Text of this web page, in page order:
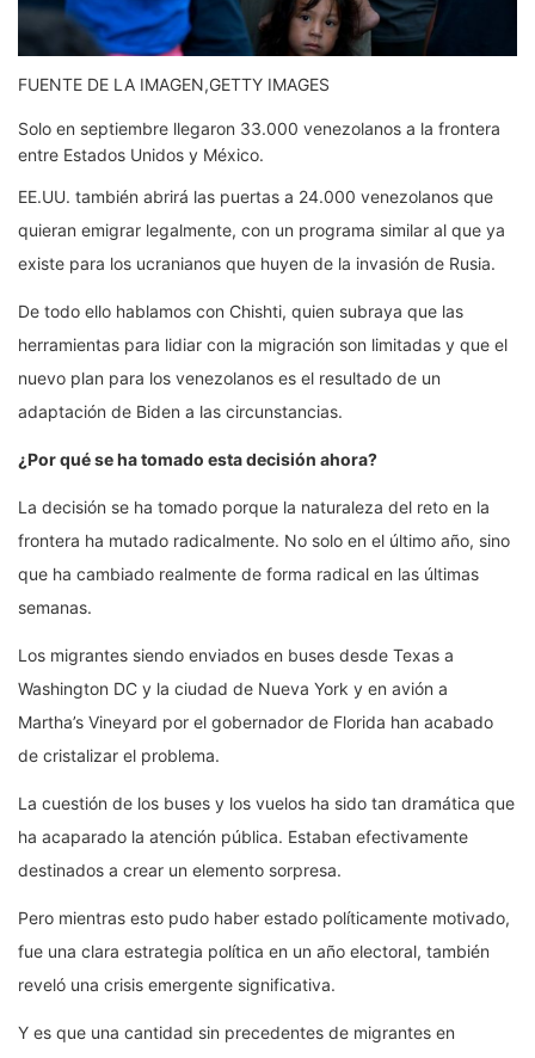
FUENTE DE LA IMAGEN,GETTY IMAGES
Solo en septiembre llegaron 33.000 venezolanos a la frontera
entre Estados Unidos y México.
EE.UU. también abrirá las puertas a 24.000 venezolanos que
quieran emigrar legalmente, con un programa similar al que ya
existe para los ucranianos que huyen de la invasión de Rusia.
De todo ello hablamos con Chishti, quien subraya que las
herramientas para lidiar con la migración son limitadas y que el
nuevo plan para los venezolanos es el resultado de un
adaptación de Biden a las circunstancias.
¿Por qué se ha tomado esta decisión ahora?
La decisión se ha tomado porque la naturaleza del reto en la
frontera ha mutado radicalmente. No solo en el último año, sino
que ha cambiado realmente de forma radical en las últimas
semanas.
Los migrantes siendo enviados en buses desde Texas a
Washington DC y la ciudad de Nueva York y en avión a
Martha’s Vineyard por el gobernador de Florida han acabado
de cristalizar el problema.
La cuestión de los buses y los vuelos ha sido tan dramática que
ha acaparado la atención pública. Estaban efectivamente
destinados a crear un elemento sorpresa.
Pero mientras esto pudo haber estado políticamente motivado,
fue una clara estrategia política en un año electoral, también
reveló una crisis emergente significativa.
Y es que una cantidad sin precedentes de migrantes en